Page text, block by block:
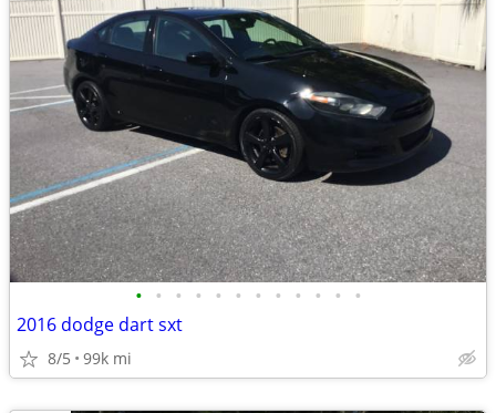
• • • • • • • • • • • •
2016 dodge dart sxt
8/5 99k mi